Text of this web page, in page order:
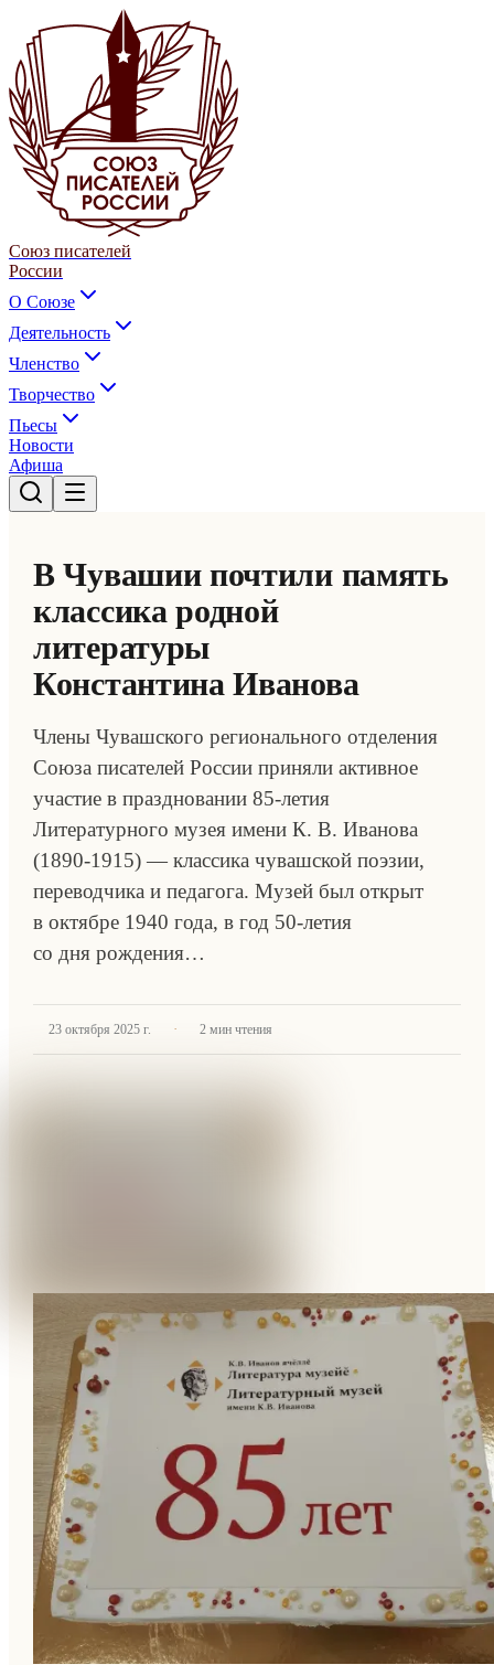
Союз писателей
России
О Союзе
Деятельность
Членство
Творчество
Пьесы
Новости
Афиша
В Чувашии почтили память
классика родной
литературы
Константина Иванова
Члены Чувашского регионального отделения
Союза писателей России приняли активное
участие в праздновании 85-летия
Литературного музея имени К. В. Иванова
(1890-1915) — классика чувашской поэзии,
переводчика и педагога. Музей был открыт
в октябре 1940 года, в год 50-летия
со дня рождения…
23 октября 2025 г. · 2 мин чтения